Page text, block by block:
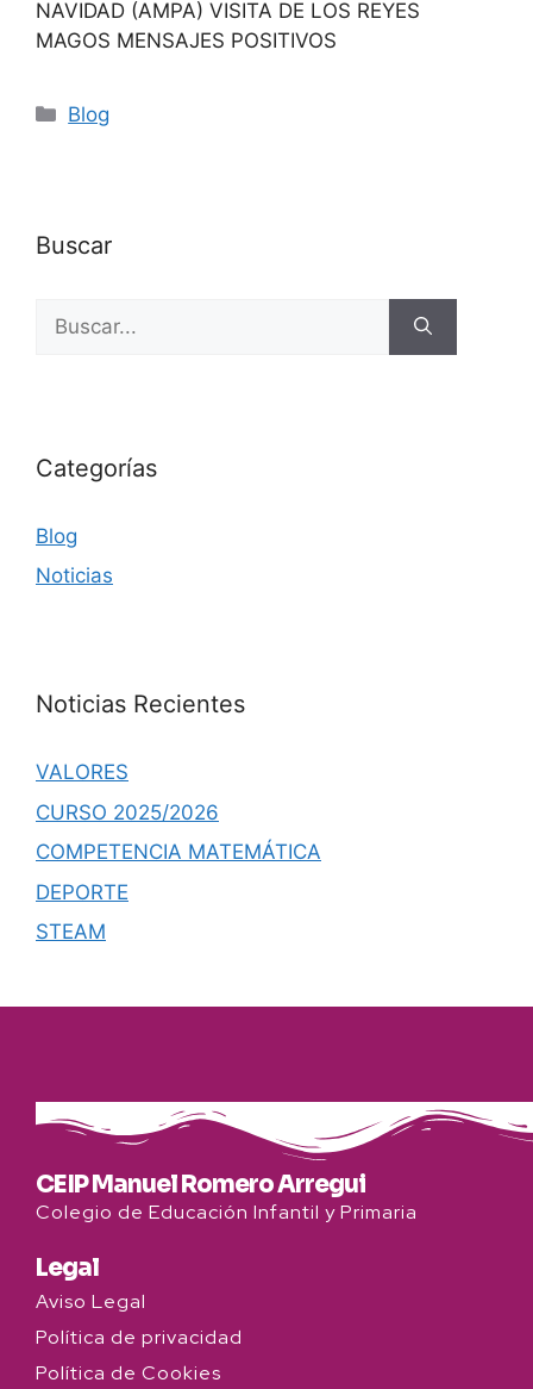
NAVIDAD (AMPA) VISITA DE LOS REYES
MAGOS MENSAJES POSITIVOS
Blog
Buscar
Categorías
Blog
Noticias
Noticias Recientes
VALORES
CURSO 2025/2026
COMPETENCIA MATEMÁTICA
DEPORTE
STEAM
CEIP Manuel Romero Arregui
Colegio de Educación Infantil y Primaria
Legal
Aviso Legal
Política de privacidad
Política de Cookies